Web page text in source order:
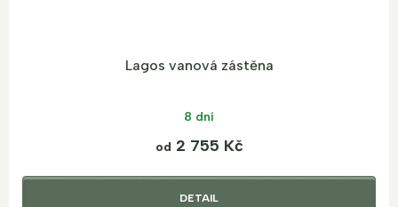
Lagos vanová zástěna
8 dní
od 2 755 Kč
DETAIL